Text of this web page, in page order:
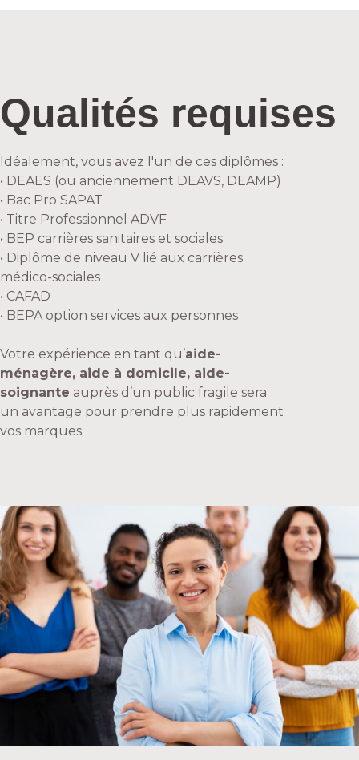
Qualités requises
Idéalement, vous avez l'un de ces diplômes :
• DEAES (ou anciennement DEAVS, DEAMP)
• Bac Pro SAPAT
• Titre Professionnel ADVF
• BEP carrières sanitaires et sociales
• Diplôme de niveau V lié aux carrières
médico-sociales
• CAFAD
• BEPA option services aux personnes
Votre expérience en tant qu’aide-
ménagère, aide à domicile, aide-
soignante auprès d’un public fragile sera
un avantage pour prendre plus rapidement
vos marques.